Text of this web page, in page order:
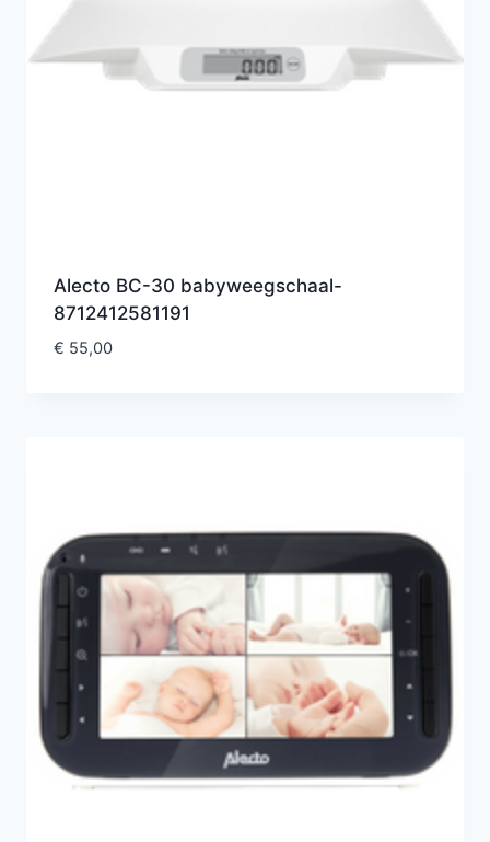
Alecto BC-30 babyweegschaal-
8712412581191
€ 55,00